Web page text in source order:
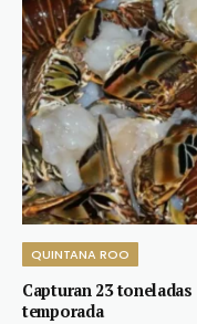
QUINTANA ROO
Capturan 23
temporada